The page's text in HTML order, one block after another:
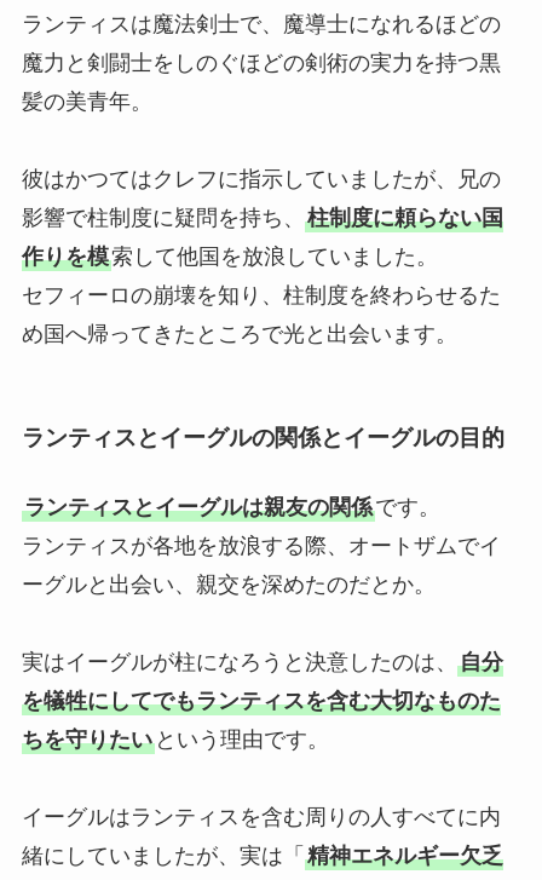
ランティスは魔法剣士で、魔導士になれるほどの
魔力と剣闘士をしのぐほどの剣術の実力を持つ黒
髪の美青年。
彼はかつてはクレフに指示していましたが、兄の
影響で柱制度に疑問を持ち、 柱制度に頼らない国
作りを模索して他国を放浪していました。
セフィーロの崩壊を知り、柱制度を終わらせるた
め国へ帰ってきたところで光と出会います。
ランティスとイーグルの関係とイーグルの目的
ランティスとイーグルは親友の関係です。
ランティスが各地を放浪する際、オートザムでイ
ーグルと出会い、親交を深めたのだとか。
実はイーグルが柱になろうと決意したのは、 自分
を犠牲にしてでもランティスを含む大切なものた
ちを守りたいという理由です。
イーグルはランティスを含む周りの人すべてに内
緒にしていましたが、実は「 精神エネルギー欠乏